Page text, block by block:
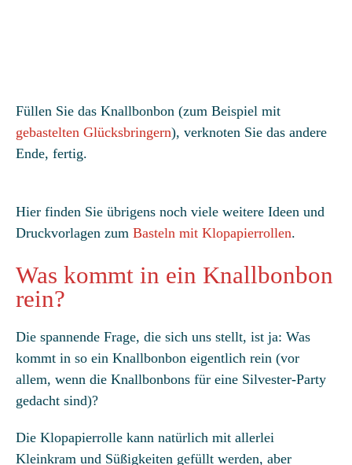
Füllen Sie das Knallbonbon (zum Beispiel mit
gebastelten Glücksbringern), verknoten Sie das andere
Ende, fertig.
Hier finden Sie übrigens noch viele weitere Ideen und
Druckvorlagen zum Basteln mit Klopapierrollen.
Was kommt in ein Knallbonbon
rein?
Die spannende Frage, die sich uns stellt, ist ja: Was
kommt in so ein Knallbonbon eigentlich rein (vor
allem, wenn die Knallbonbons für eine Silvester-Party
gedacht sind)?
Die Klopapierrolle kann natürlich mit allerlei
Kleinkram und Süßigkeiten gefüllt werden, aber